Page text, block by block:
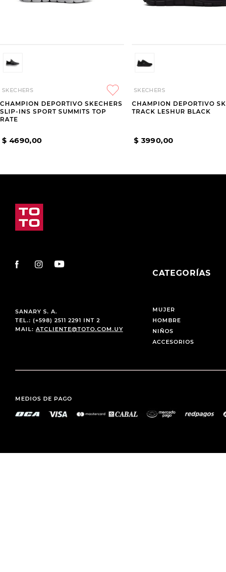
SKECHERS
CHAMPION DEPORTIVO SKECHERS
SLIP-INS SPORT SUMMITS TOP
RATE
$ 4690,00
SKECHERS
CHAMPION DEPORTIVO
TRACK LESHUR BLACK
$ 3990,00
SANARY S. A.
TEL.: (+598) 2511 2291 INT 2
MAIL: ATCLIENTE@TOTO.COM.UY
CATEGORÍAS
MUJER
HOMBRE
NIÑOS
ACCESORIOS
MEDIOS DE PAGO